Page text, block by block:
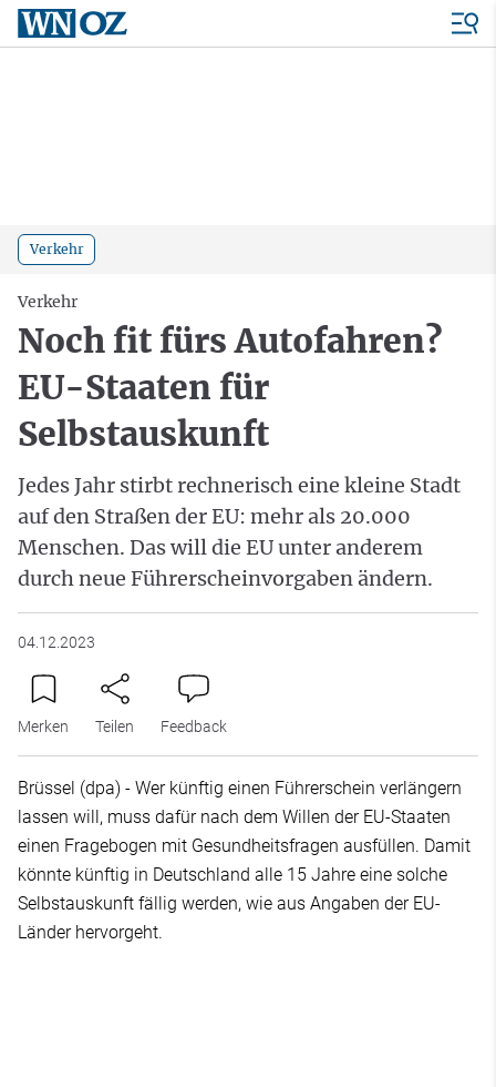
Verkehr
Verkehr
Noch fit fürs Autofahren?
EU-Staaten für
Selbstauskunft
Jedes Jahr stirbt rechnerisch eine kleine Stadt
auf den Straßen der EU: mehr als 20.000
Menschen. Das will die EU unter anderem
durch neue Führerscheinvorgaben ändern.
04.12.2023
Merken Teilen Feedback
Brüssel (dpa) - Wer künftig einen Führerschein verlängern
lassen will, muss dafür nach dem Willen der EU-Staaten
einen Fragebogen mit Gesundheitsfragen ausfüllen. Damit
könnte künftig in Deutschland alle 15 Jahre eine solche
Selbstauskunft fällig werden, wie aus Angaben der EU-
Länder hervorgeht.